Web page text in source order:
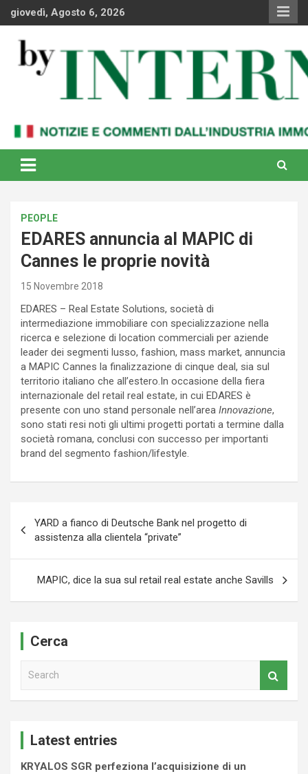
Skipgiovedì, Agosto 6, 2026
By Internews
internazionale
PEOPLE
EDARES annuncia al MAPIC di
Cannes le proprie novità
15 Novembre 2018
EDARES – Real Estate Solutions, società di
intermediazione immobiliare con specializzazione nella
ricerca e selezione di location commerciali per aziende
leader dei segmenti lusso, fashion, mass market, annuncia
a MAPIC Cannes la finalizzazione di cinque deal, sia sul
territorio italiano che all’estero.In occasione della fiera
internazionale del retail real estate, in cui EDARES è
presente con uno stand personale nell’area Innovazione,
sono stati resi noti gli ultimi progetti portati a termine dalla
società romana, conclusi con successo per importanti
brand del segmento fashion/lifestyle.
articoli
YARD a fianco di Deutsche Bank nel progetto di
assistenza alla clientela “private”
MAPIC, dice la sua sul retail real estate anche Savills
Cerca
Latest entries
KRYALOS SGR perfeziona l’acquisizione di un